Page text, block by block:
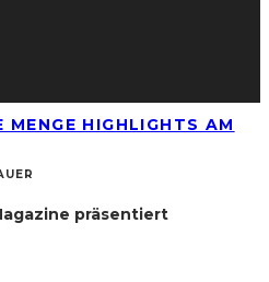
HIGHLIGHTS AM
präsentiert